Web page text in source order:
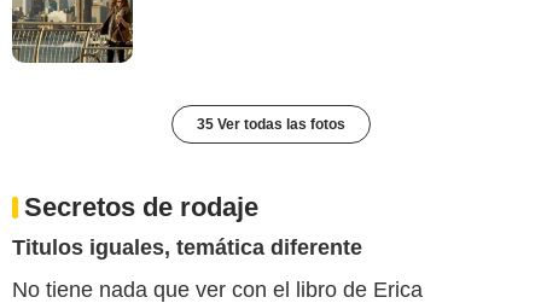
35 Ver todas las fotos
Secretos de rodaje
Titulos iguales, temática diferente
No tiene nada que ver con el libro de Erica